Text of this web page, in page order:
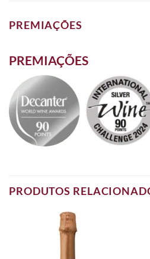
PREMIAÇÕES
PREMIAÇÕES
PRODUTOS